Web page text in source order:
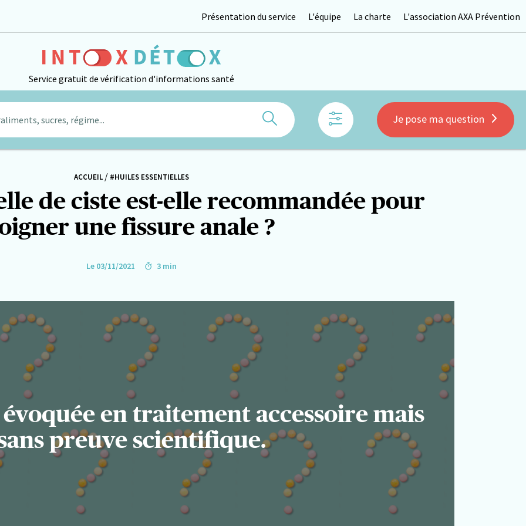
Service gratuit de vérification d'informations santé
Présentation du service L'équipe La charte L'association AXA Prévention
sucres, régime... Rechercher Je pose ma question
ACCUEIL / #HUILES ESSENTIELLES
de ciste est-elle recommandée pour
une fissure anale ?
Le 03/11/2021 3 min
en traitement accessoire mais
preuve scientifique.